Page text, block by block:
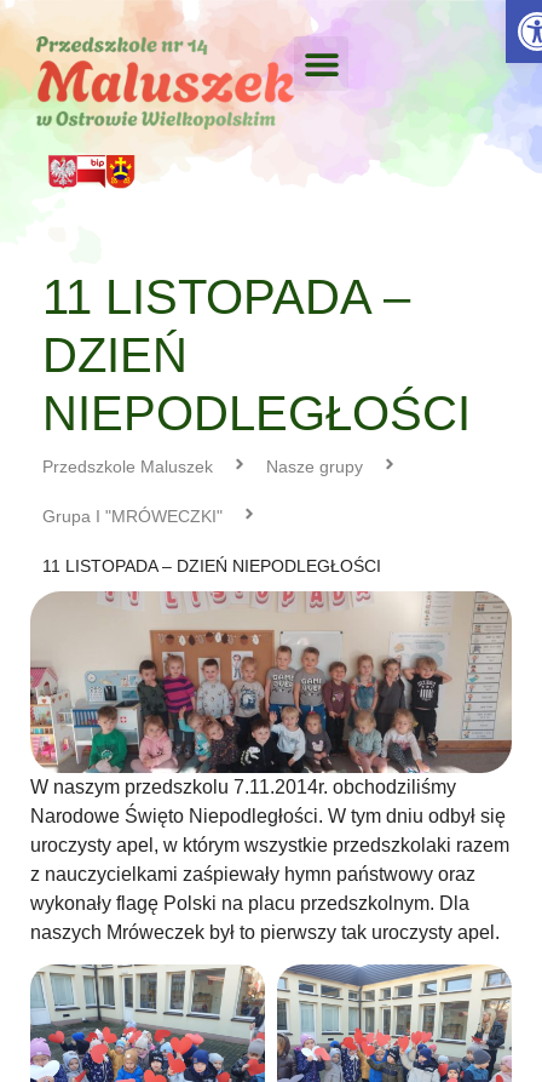
11 LISTOPADA –
DZIEŃ
NIEPODLEGŁOŚCI
Przedszkole Maluszek Nasze grupy
Grupa I "MRÓWECZKI"
11 LISTOPADA – DZIEŃ NIEPODLEGŁOŚCI
W naszym przedszkolu 7.11.2014r. obchodziliśmy
Narodowe Święto Niepodległości. W tym dniu odbył się
uroczysty apel, w którym wszystkie przedszkolaki razem
z nauczycielkami zaśpiewały hymn państwowy oraz
wykonały flagę Polski na placu przedszkolnym. Dla
naszych Mróweczek był to pierwszy tak uroczysty apel.